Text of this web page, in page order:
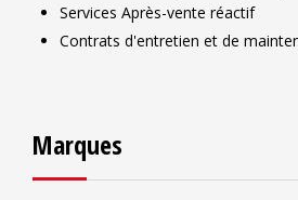
Services Après-vente réactif
Contrats d'entretien et de
Marques